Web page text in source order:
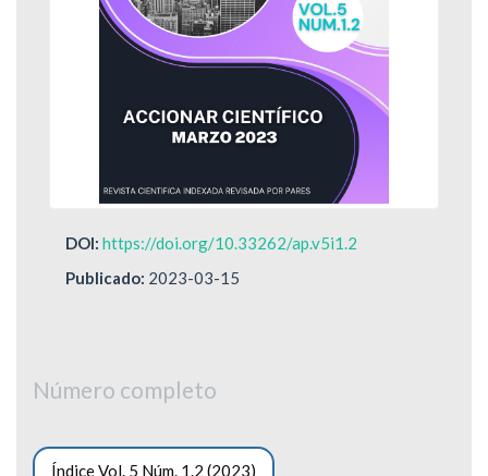
DOI: https://doi.org/10.33262/ap.v5i1.2
Publicado: 2023-03-15
Número completo
Índice Vol. 5 Núm. 1.2 (2023)